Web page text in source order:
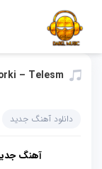
– Telesm
دانلود آهنگ جدید
آهنگ